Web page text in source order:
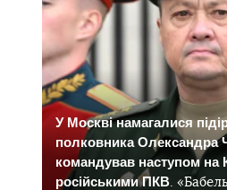
У Москві намагалися
полковника Олександра
командував наступом на
російськими ПКВ.